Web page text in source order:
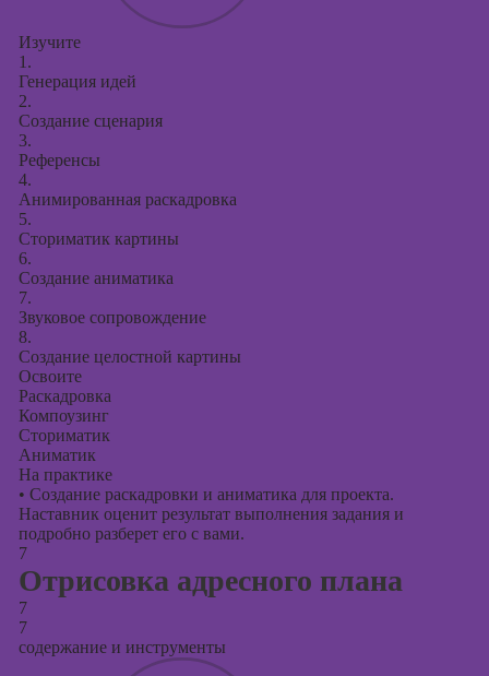
Изучите
1.
Генерация идей
2.
Создание сценария
3.
Референсы
4.
Анимированная раскадровка
5.
Сториматик картины
6.
Создание аниматика
7.
Звуковое сопровождение
8.
Создание целостной картины
Освоите
Раскадровка
Компоузинг
Сториматик
Аниматик
На практике
• Создание раскадровки и аниматика для проекта.
Наставник оценит результат выполнения задания и
подробно разберет его с вами.
7
Отрисовка адресного плана
7
7
содержание и инструменты